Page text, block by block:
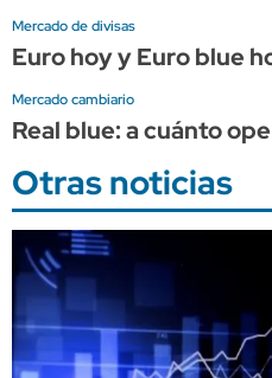
Mercado de divisas
Euro hoy y Euro blue
Mercado cambiario
Real blue: a cuánto
Otras noticias